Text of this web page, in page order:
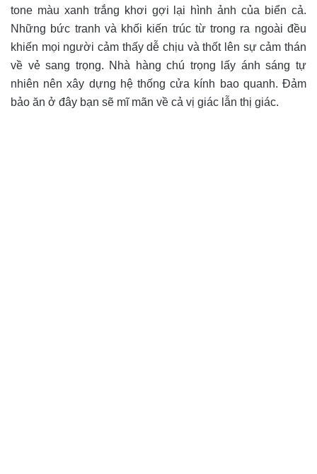
tone màu xanh trắng khơi gợi lại hình ảnh của biển cả.
Những bức tranh và khối kiến trúc từ trong ra ngoài đều
khiến mọi người cảm thấy dễ chịu và thốt lên sự cảm thán
về vẻ sang trọng. Nhà hàng chú trọng lấy ánh sáng tự
nhiên nên xây dựng hệ thống cửa kính bao quanh. Đảm
bảo ăn ở đây bạn sẽ mĩ mãn về cả vị giác lẫn thị giác.